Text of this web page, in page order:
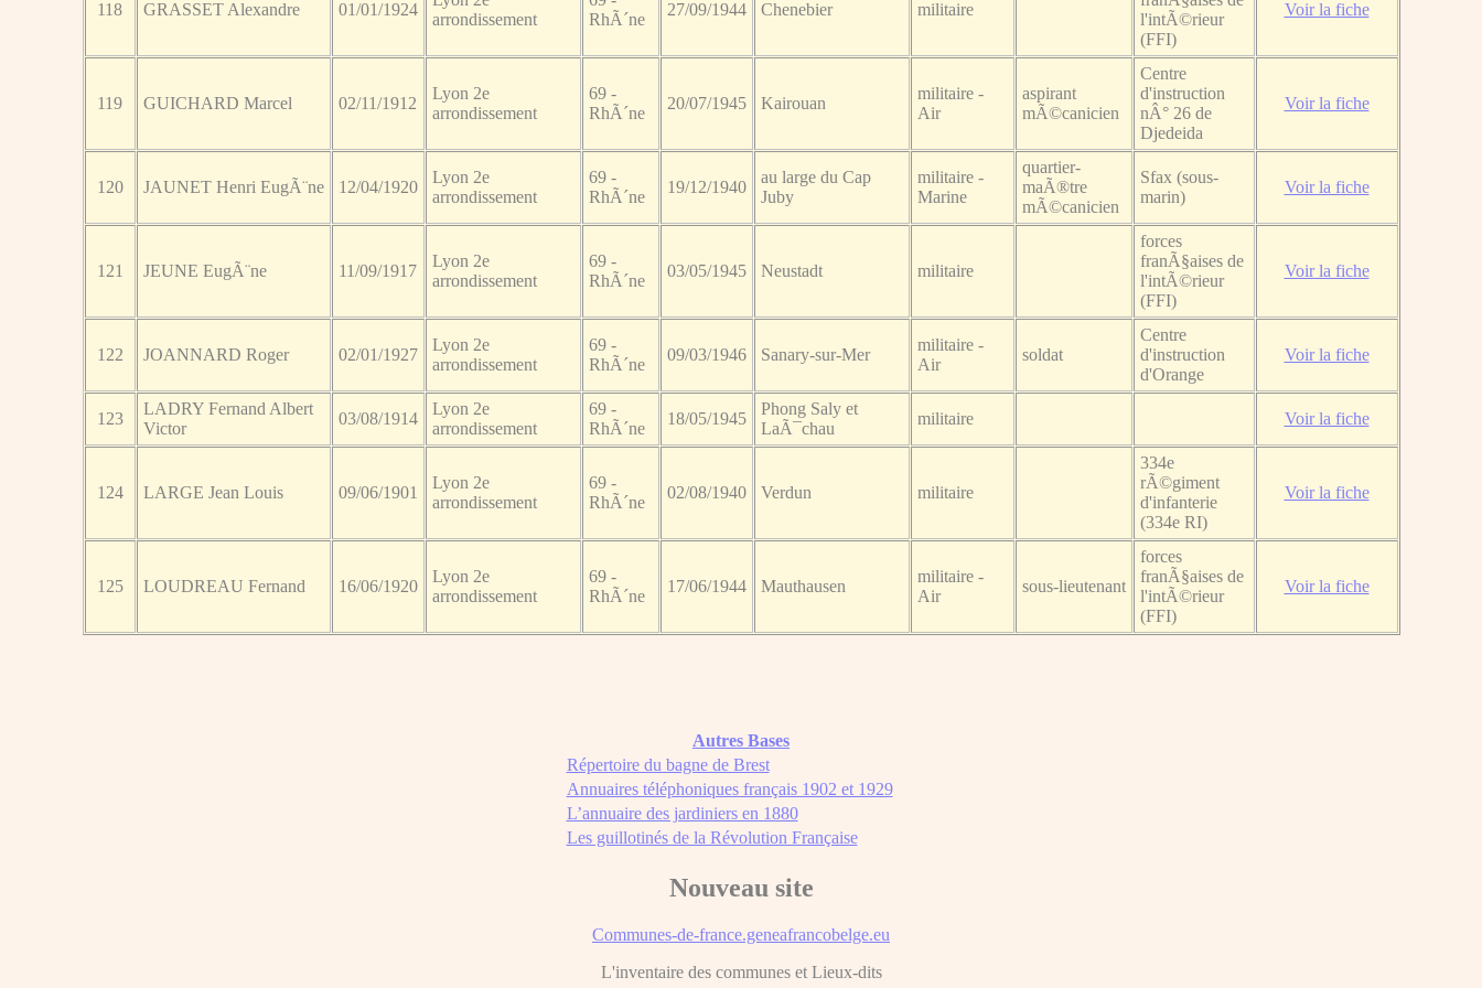
118 GRASSET Alexandre 01/01/1924
arrondissement
RhÃ´ne
27/09/1944 Chenebier militaire
l'intÃ©rieur
(FFI)
Voir la fiche
119 GUICHARD Marcel 02/11/1912
Lyon 2e
arrondissement
69 -
RhÃ´ne
20/07/1945 Kairouan
militaire -
Air
aspirant
mÃ©canicien
Centre
d'instruction
nÂ° 26 de
Djedeida
Voir la fiche
120 JAUNET Henri EugÃ¨ne 12/04/1920
Lyon 2e
arrondissement
69 -
RhÃ´ne
19/12/1940
au large du Cap
Juby
militaire -
Marine
quartier-
maÃ®tre
mÃ©canicien
Sfax (sous-
marin)
Voir la fiche
121 JEUNE EugÃ¨ne 11/09/1917
Lyon 2e
arrondissement
69 -
RhÃ´ne
03/05/1945 Neustadt militaire
forces
franÃ§aises de
l'intÃ©rieur
(FFI)
Voir la fiche
122 JOANNARD Roger 02/01/1927
Lyon 2e
arrondissement
69 -
RhÃ´ne
09/03/1946 Sanary-sur-Mer
militaire -
Air
soldat
Centre
d'instruction
d'Orange
Voir la fiche
123
LADRY Fernand Albert
Victor
03/08/1914
Lyon 2e
arrondissement
69 -
RhÃ´ne
18/05/1945
Phong Saly et
LaÃ¯chau
militaire Voir la fiche
124 LARGE Jean Louis 09/06/1901
Lyon 2e
arrondissement
69 -
RhÃ´ne
02/08/1940 Verdun militaire
334e
rÃ©giment
d'infanterie
(334e RI)
Voir la fiche
125 LOUDREAU Fernand 16/06/1920
Lyon 2e
arrondissement
69 -
RhÃ´ne
17/06/1944 Mauthausen
militaire -
Air
sous-lieutenant
forces
franÃ§aises de
l'intÃ©rieur
(FFI)
Voir la fiche
Autres Bases
Répertoire du bagne de Brest
Annuaires téléphoniques français 1902 et 1929
L’annuaire des jardiniers en 1880
Les guillotinés de la Révolution Française
Nouveau site
Communes-de-france.geneafrancobelge.eu
L'inventaire des communes et Lieux-dits